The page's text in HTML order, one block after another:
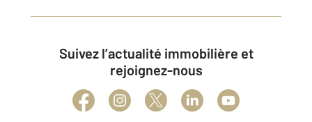
Suivez l’actualité immobilière et
rejoignez-nous